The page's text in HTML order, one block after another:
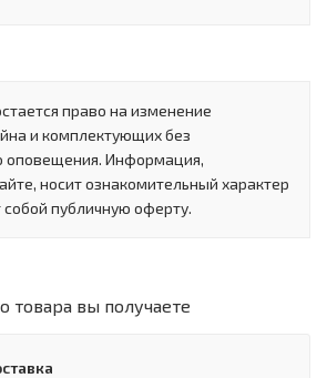
право на изменение
и комплектующих без
оповещения. Информация,
носит ознакомительный характер
собой публичную оферту.
товара вы получаете